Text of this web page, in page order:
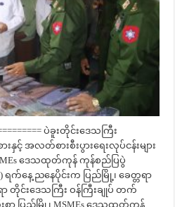
ပဲခူးတိုင်းဒေသကြီး
နှင့် အလတ်စားစီးပွားရေးလုပ်ငန်းများ
ဒေသထုတ်ကုန် ကုန်စည်ပြပွဲ
ရက်နေ့ ညနေပိုင်းက ပြည်မြို့၊ ခေတ္တရာ
တိုင်းဒေသကြီး ဝန်ကြီးချုပ် တက်
ာ ပြည်မြို့၊ MSMEs ဒေသထုတ်ကုန်